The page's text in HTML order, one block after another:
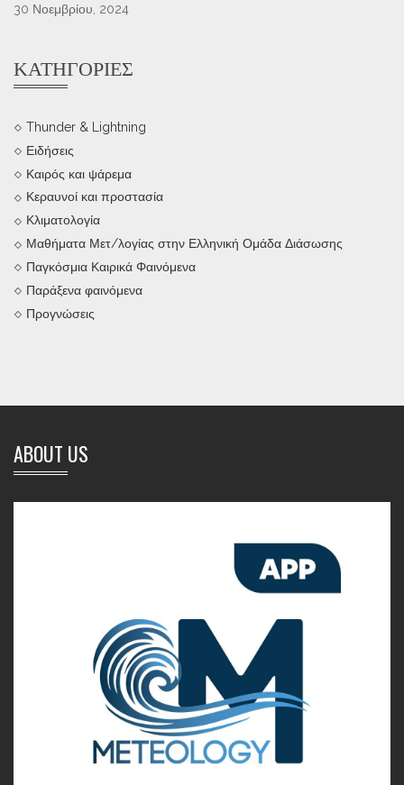
30 Νοεμβρίου, 2024
ΚΑΤΗΓΟΡΊΕΣ
Thunder & Lightning
Ειδήσεις
Καιρός και ψάρεμα
Κεραυνοί και προστασία
Κλιματολογία
Μαθήματα Μετ/λογίας στην Ελληνική Ομάδα Διάσωσης
Παγκόσμια Καιρικά Φαινόμενα
Παράξενα φαινόμενα
Προγνώσεις
ABOUT US